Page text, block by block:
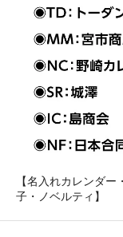
【名入れカレンダ
子・ノベルティ】